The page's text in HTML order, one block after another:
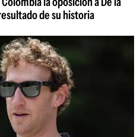
de su historia